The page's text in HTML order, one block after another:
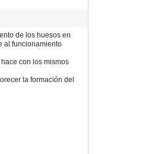
de los huesos en
al funcionamiento
con los mismos
la formación del